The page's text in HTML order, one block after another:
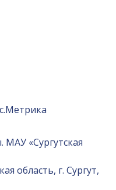
«Сургутская
область, г. Сургут,